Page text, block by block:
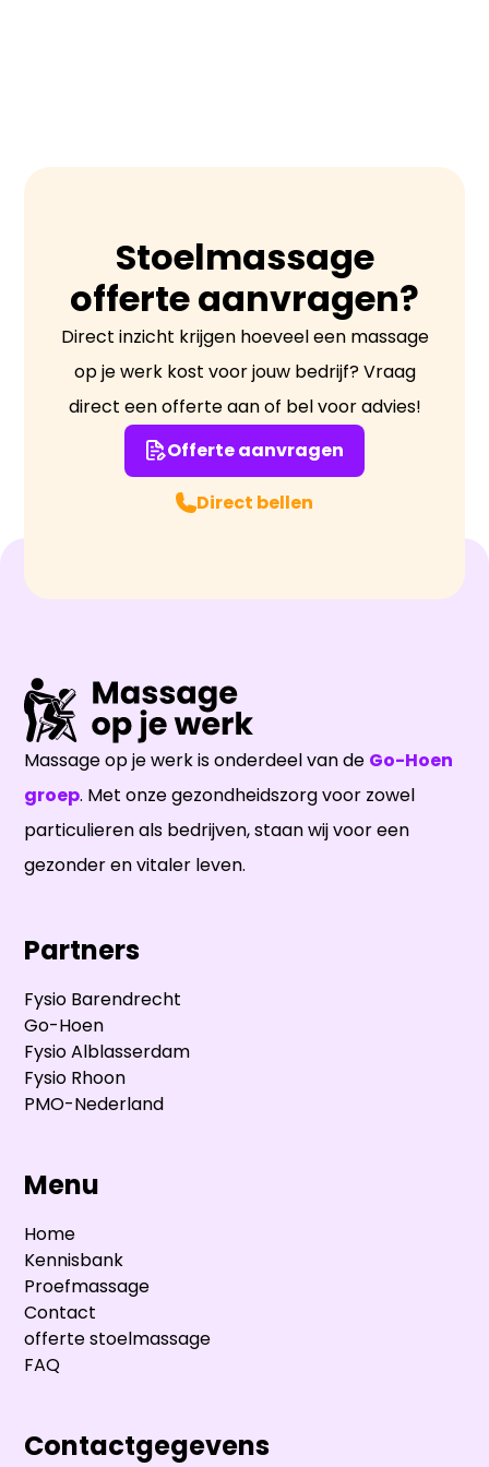
Stoelmassage
offerte aanvragen?
Direct inzicht krijgen hoeveel een massage
op je werk kost voor jouw bedrijf? Vraag
direct een offerte aan of bel voor advies!
Offerte aanvragen
Direct bellen
Massage op je werk is onderdeel van de Go-Hoen
groep. Met onze gezondheidszorg voor zowel
particulieren als bedrijven, staan wij voor een
gezonder en vitaler leven.
Menu
Home
Kennisbank
Proefmassage
Contact
offerte stoelmassage
FAQ
Partners
Fysio Barendrecht
Go-Hoen
Fysio Alblasserdam
Fysio Rhoon
PMO-Nederland
Contactgegevens